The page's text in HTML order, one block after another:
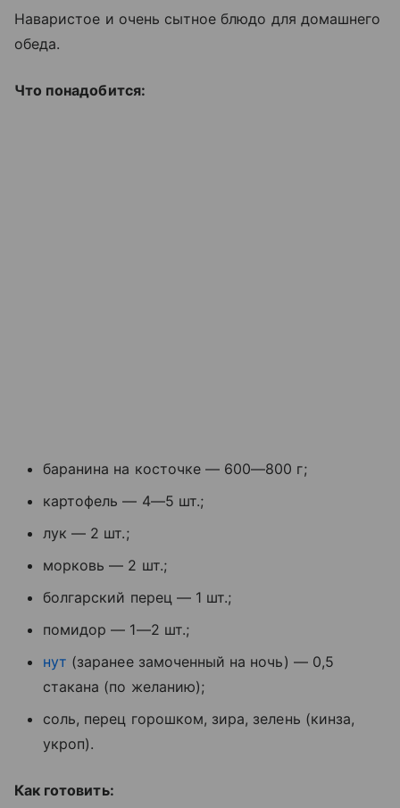
Наваристое и очень сытное блюдо для домашнего
обеда.
Что понадобится:
баранина на косточке — 600—800 г;
картофель — 4—5 шт.;
лук — 2 шт.;
морковь — 2 шт.;
болгарский перец — 1 шт.;
помидор — 1—2 шт.;
нут (заранее замоченный на ночь) — 0,5
стакана (по желанию);
соль, перец горошком, зира, зелень (кинза,
укроп).
Как готовить: